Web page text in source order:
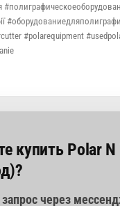
#polarequipment
купить Polar N
запрос через